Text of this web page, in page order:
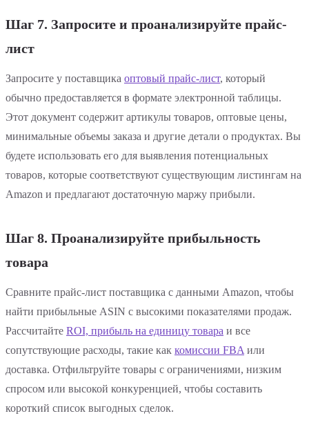
Шаг 7. Запросите и проанализируйте прайс-
лист
Запросите у поставщика оптовый прайс-лист, который
обычно предоставляется в формате электронной таблицы.
Этот документ содержит артикулы товаров, оптовые цены,
минимальные объемы заказа и другие детали о продуктах. Вы
будете использовать его для выявления потенциальных
товаров, которые соответствуют существующим листингам на
Amazon и предлагают достаточную маржу прибыли.
Шаг 8. Проанализируйте прибыльность
товара
Сравните прайс-лист поставщика с данными Amazon, чтобы
найти прибыльные ASIN с высокими показателями продаж.
Рассчитайте ROI, прибыль на единицу товара и все
сопутствующие расходы, такие как комиссии FBA или
доставка. Отфильтруйте товары с ограничениями, низким
спросом или высокой конкуренцией, чтобы составить
короткий список выгодных сделок.